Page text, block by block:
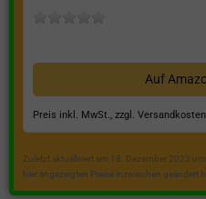
Auf
Preis inkl. MwSt., zzgl. Versandkosten
Zuletzt aktualisiert am 18. Dezember 2023
hier angezeigten Preise inzwischen geändert